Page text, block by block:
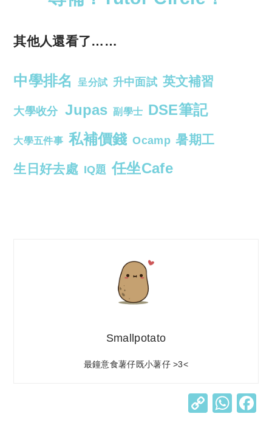
其他人還看了……
中學排名 呈分試 升中面試 英文補習
大學收分 Jupas 副學士 DSE筆記
大學五件事 私補價錢 Ocamp 暑期工
生日好去處 IQ題 任坐Cafe
Smallpotato
最鐘意食薯仔既小薯仔 >3<
C W